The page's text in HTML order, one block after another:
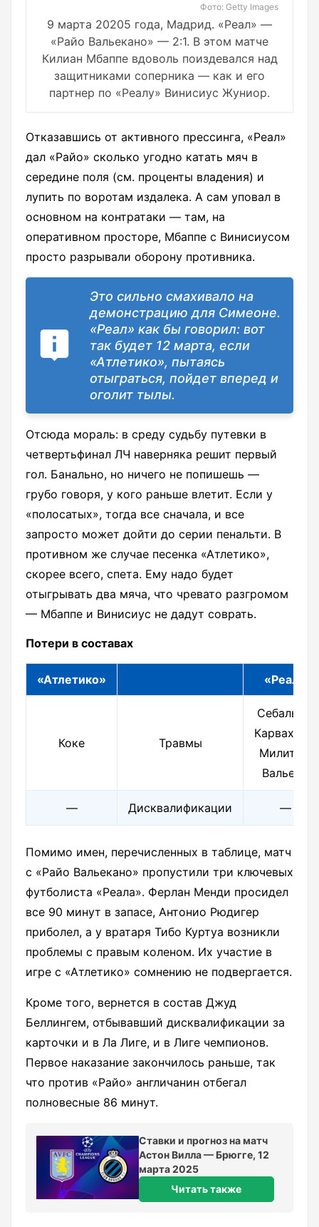
Фото: Getty Images
9 марта 20205 года, Мадрид. «Реал» —
«Райо Вальекано» — 2:1. В этом матче
Килиан Мбаппе вдоволь поиздевался над
защитниками соперника — как и его
партнер по «Реалу» Винисиус Жуниор.
Отказавшись от активного прессинга, «Реал»
дал «Райо» сколько угодно катать мяч в
середине поля (см. проценты владения) и
лупить по воротам издалека. А сам уповал в
основном на контратаки — там, на
оперативном просторе, Мбаппе с Винисиусом
просто разрывали оборону противника.
Это сильно смахивало на
демонстрацию для Симеоне.
«Реал» как бы говорил: вот
так будет 12 марта, если
«Атлетико», пытаясь
отыграться, пойдет вперед и
оголит тылы.
Отсюда мораль: в среду судьбу путевки в
четвертьфинал ЛЧ наверняка решит первый
гол. Банально, но ничего не попишешь —
грубо говоря, у кого раньше влетит. Если у
«полосатых», тогда все сначала, и все
запросто может дойти до серии пенальти. В
противном же случае песенка «Атлетико»,
скорее всего, спета. Ему надо будет
отыгрывать два мяча, что чревато разгромом
— Мбаппе и Винисиус не дадут соврать.
Потери в составах
«Атлетико» «Реал»
Коке Травмы
Себальос,
Карвахаль,
Милитао,
Вальехо
— Дисквалификации —
Помимо имен, перечисленных в таблице, матч
с «Райо Вальекано» пропустили три ключевых
футболиста «Реала». Ферлан Менди просидел
все 90 минут в запасе, Антонио Рюдигер
приболел, а у вратаря Тибо Куртуа возникли
проблемы с правым коленом. Их участие в
игре с «Атлетико» сомнению не подвергается.
Кроме того, вернется в состав Джуд
Беллингем, отбывавший дисквалификации за
карточки и в Ла Лиге, и в Лиге чемпионов.
Первое наказание закончилось раньше, так
что против «Райо» англичанин отбегал
полновесные 86 минут.
Ставки и прогноз на матч
Астон Вилла — Брюгге, 12
марта 2025
Читать также